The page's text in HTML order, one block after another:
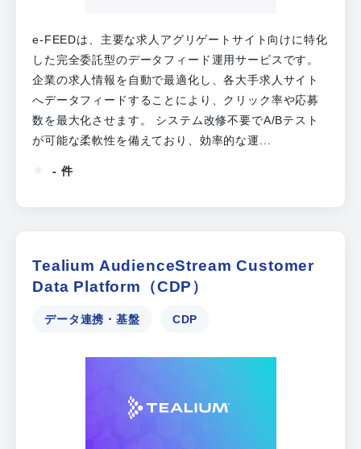
e-FEEDは、主要な求人アグリゲートサイト向けに特化
した完全委託型のデータフィード運用サービスです。
企業の求人情報を自動で最適化し、各大手求人サイト
へデータフィードすることにより、クリック率や応募
数を最大化させます。 システム改修不要でA/Bテスト
が可能な柔軟性を備えており、効率的な運...
- 件
Tealium AudienceStream Customer
Data Platform（CDP）
データ連携・基盤 CDP